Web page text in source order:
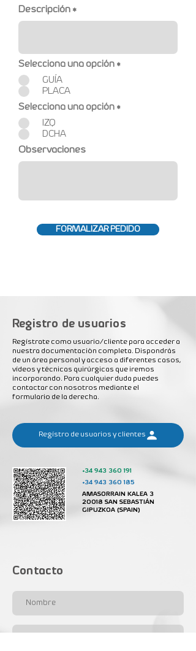
Descripción
Selecciona una opción *
GUÍA
PLACA
Selecciona una opción *
IZQ
DCHA
Observaciones
FORMALIZAR PEDIDO
Registro de usuarios
Regístrate como usuario/cliente para acceder a
nuestra documentación completa. Dispondrás
de un área personal y acceso a diferentes casos,
vídeos y técnicas quirúrgicas que iremos
incorporando. Para cualquier duda puedes
contactar con nosotros mediante el
formulario de la derecha.
Regístro de usuarios y clientes
+34 943 360 191
+34 943 360 185
AMASORRAIN KALEA 3
20018 SAN SEBASTIÁN
GIPUZKOA (SPAIN)
Contacto